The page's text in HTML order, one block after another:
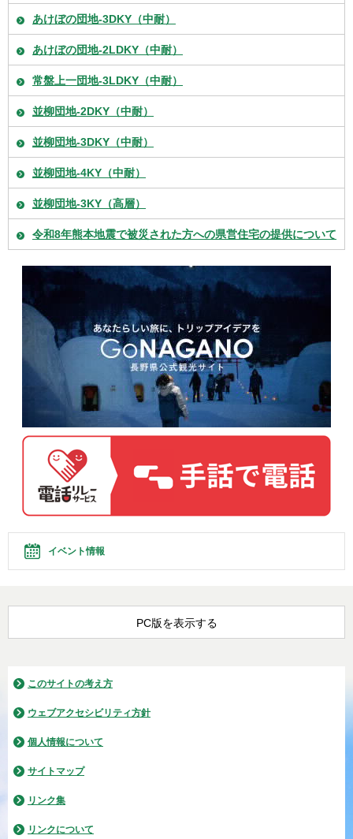
あけぼの団地-3DKY（中耐）
あけぼの団地-2LDKY（中耐）
常盤上一団地-3LDKY（中耐）
並柳団地-2DKY（中耐）
並柳団地-3DKY（中耐）
並柳団地-4KY（中耐）
並柳団地-3KY（高層）
令和8年熊本地震で被災された方への県営住宅の提供について
イベント情報
PC版を表示する
このサイトの考え方
ウェブアクセシビリティ方針
個人情報について
サイトマップ
リンク集
リンクについて